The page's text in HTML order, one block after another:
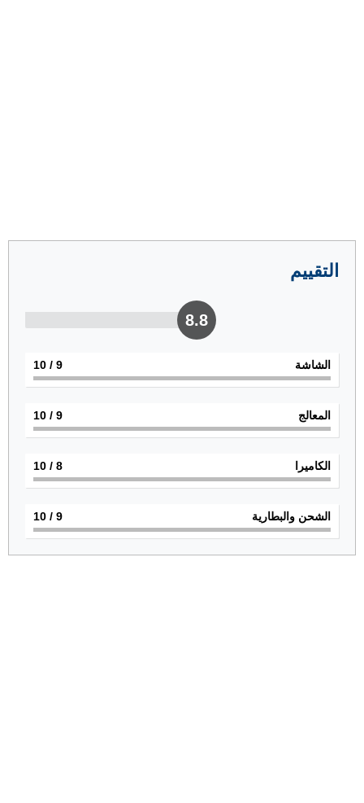
التقييم
8.8
الشاشة 9
/ 10
المعالج 9
/ 10
الكاميرا 8
/ 10
الشحن والبطارية 9
/ 10